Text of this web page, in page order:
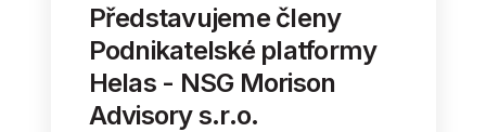
Představujeme členy
Podnikatelské platformy
Helas - NSG Morison
Advisory s.r.o.